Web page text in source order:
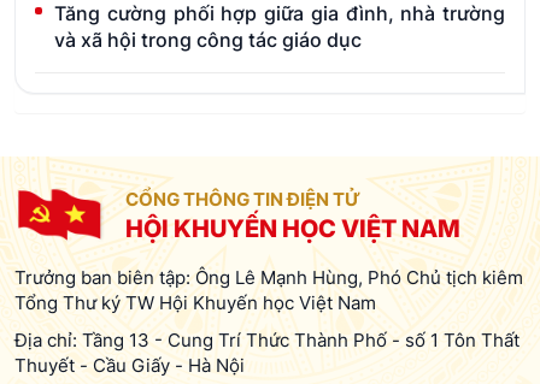
Tăng cường phối hợp giữa gia đình, nhà trường
và xã hội trong công tác giáo dục
CỔNG THÔNG TIN ĐIỆN TỬ
HỘI KHUYẾN HỌC VIỆT NAM
Trưởng ban biên tập: Ông Lê Mạnh Hùng, Phó Chủ tịch kiêm
Tổng Thư ký TW Hội Khuyến học Việt Nam
Địa chỉ: Tầng 13 - Cung Trí Thức Thành Phố - số 1 Tôn Thất
Thuyết - Cầu Giấy - Hà Nội